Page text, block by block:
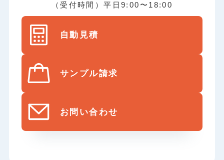
（受付時間）平日9:00〜18:00
自動見積
サンプル請求
お問い合わせ